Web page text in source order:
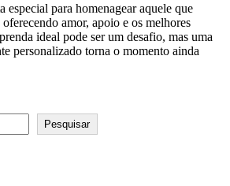
especial para homenagear aquele que
oferecendo amor, apoio e os melhores
ideal pode ser um desafio, mas uma
personalizado torna o momento ainda
Pesquisar